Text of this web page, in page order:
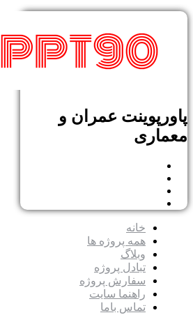
پاورپوینت عمران و
معماری
خانه
همه پروژه ها
وبلاگ
تبادل پروژه
سفارش پروژه
راهنما سایت
تماس باما